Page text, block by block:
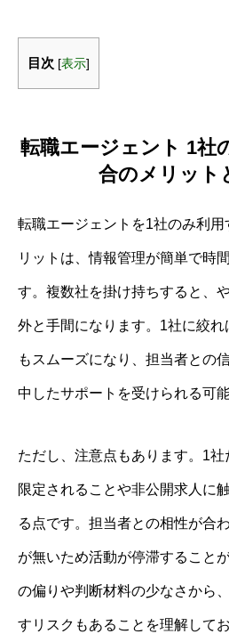
目次 [表示]
転職エージェント 1社
合のメリット
転職エージェントを1社のみ利用
リットは、情報管理が簡単で時
す。複数社を掛け持ちすると、
外と手間になります。1社に絞
もスムーズになり、担当者との
中したサポートを受けられる可
ただし、注意点もあります。1
限定されることや非公開求人に
る点です。担当者との相性が合
が無いため活動が停滞すること
の偏りや判断材料の少なさから
すリスクもあることを理解して